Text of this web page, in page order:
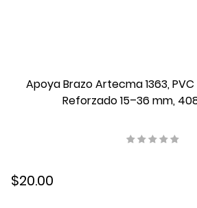
Apoya Brazo Artecma 1363,
Reforzado 15–36 mm,
$20.00